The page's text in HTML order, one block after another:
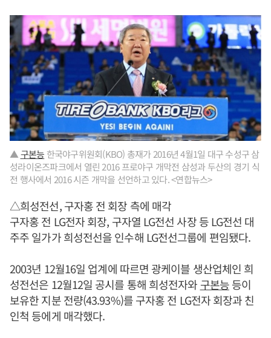
▲구본능 한국야구위원회(KBO) 총재가 2016년 4월1일 대구 수성구 삼
성라이온즈파크에서 열린 2016 프로야구 개막전 삼성과 두산의 경기 식
전 행사에서 2016 시즌 개막을 선언하고 있다. <연합뉴스>
△희성전선, 구자홍 전 회장 측에 매각
구자홍 전 LG전자 회장, 구자열 LG전선 사장 등 LG전선 대
주주 일가가 희성전선을 인수해 LG전선그룹에 편임됐다.
2003년 12월16일 업계에 따르면 광케이블 생산업체인 희
성전선은 12월12일 공시를 통해 희성전자와 구본능등이
보유한 지분 전량(43.93%)를 구자홍 전 LG전자 회장과 친
인척 등에게 매각했다.